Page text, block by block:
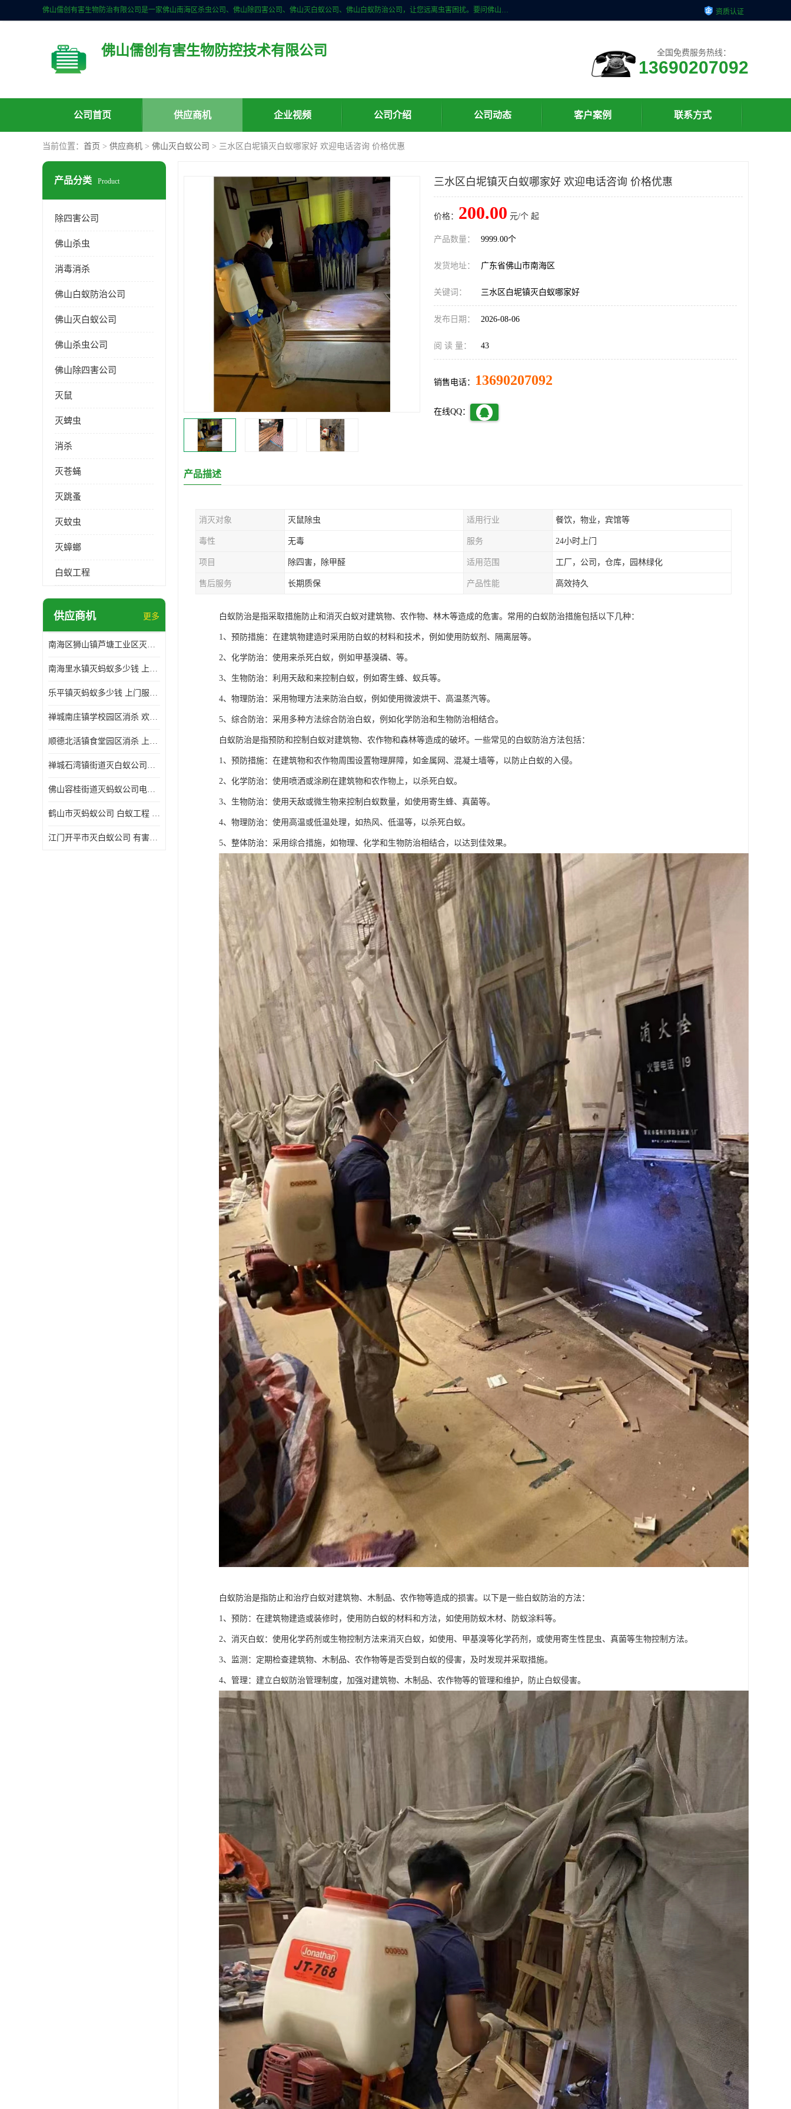
佛山儒创有害生物防治有限公司是一家佛山南海区杀虫公司、佛山除四害公司、佛山灭白蚁公司、佛山白蚁防治公司，让您远离虫害困扰。要问佛山白蚁防治哪家好？佛山儒创有害生物防治有限公司全佛山、广州，正规公司，上门勘查，可靠，售后有保障。 资质认证
佛山儒创有害生物防控技术有限公司 全国免费服务热线：
13690207092
公司首页 供应商机 企业视频 公司介绍 公司动态 客户案例 联系方式
当前位置： 首页 > 供应商机 > 佛山灭白蚁公司 > 三水区白坭镇灭白蚁哪家好 欢迎电话咨询 价格优惠
产品分类 Product
除四害公司
佛山杀虫
消毒消杀
佛山白蚁防治公司
佛山灭白蚁公司
佛山杀虫公司
佛山除四害公司
灭鼠
灭蜱虫
消杀
灭苍蝇
灭跳蚤
灭蚊虫
灭蟑螂
白蚁工程
供应商机 更多
南海区狮山镇芦塘工业区灭白蚁多少钱 上门服务 确定方案
南海里水镇灭蚂蚁多少钱 上门服务 确定方案
乐平镇灭蚂蚁多少钱 上门服务 确定方案
禅城南庄镇学校园区消杀 欢迎电话咨询 价格优惠
顺德北活镇食堂园区消杀 上门服务 确定方案
禅城石湾镇街道灭白蚁公司电话 病媒生物防治 上门服务 确定方案
佛山容桂街道灭蚂蚁公司电话 白蚁防治 上门服务 确定方案
鹤山市灭蚂蚁公司 白蚁工程 欢迎电话咨询 价格优惠
江门开平市灭白蚁公司 有害生物防治 上门服务 确定方案
三水区白坭镇灭白蚁哪家好 欢迎电话咨询 价格优惠
价格： 200.00 元/个 起
产品数量： 9999.00个
发货地址： 广东省佛山市南海区
关键词： 三水区白坭镇灭白蚁哪家好
发布日期： 2026-08-06
阅 读 量： 43
销售电话： 13690207092
在线QQ：
产品描述
消灭对象 灭鼠除虫 适用行业 餐饮，物业，宾馆等
毒性 无毒 服务 24小时上门
项目 除四害，除甲醛 适用范围 工厂，公司，仓库，园林绿化
售后服务 长期质保 产品性能 高效持久
白蚁防治是指采取措施防止和消灭白蚁对建筑物、农作物、林木等造成的危害。常用的白蚁防治措施包括以下几种：
1、预防措施：在建筑物建造时采用防白蚁的材料和技术，例如使用防蚁剂、隔离层等。
2、化学防治：使用来杀死白蚁，例如甲基溴磷、等。
3、生物防治：利用天敌和来控制白蚁，例如寄生蜂、蚁兵等。
4、物理防治：采用物理方法来防治白蚁，例如使用微波烘干、高温蒸汽等。
5、综合防治：采用多种方法综合防治白蚁，例如化学防治和生物防治相结合。
白蚁防治是指预防和控制白蚁对建筑物、农作物和森林等造成的破坏。一些常见的白蚁防治方法包括：
1、预防措施：在建筑物和农作物周围设置物理屏障，如金属网、混凝土墙等，以防止白蚁的入侵。
2、化学防治：使用喷洒或涂刷在建筑物和农作物上，以杀死白蚁。
3、生物防治：使用天敌或微生物来控制白蚁数量，如使用寄生蜂、真菌等。
4、物理防治：使用高温或低温处理，如热风、低温等，以杀死白蚁。
5、整体防治：采用综合措施，如物理、化学和生物防治相结合，以达到佳效果。
白蚁防治是指防止和治疗白蚁对建筑物、木制品、农作物等造成的损害。以下是一些白蚁防治的方法：
1、预防：在建筑物建造或装修时，使用防白蚁的材料和方法，如使用防蚁木材、防蚁涂料等。
2、消灭白蚁：使用化学药剂或生物控制方法来消灭白蚁，如使用、甲基溴等化学药剂，或使用寄生性昆虫、真菌等生物控制方法。
3、监测：定期检查建筑物、木制品、农作物等是否受到白蚁的侵害，及时发现并采取措施。
4、管理：建立白蚁防治管理制度，加强对建筑物、木制品、农作物等的管理和维护，防止白蚁侵害。